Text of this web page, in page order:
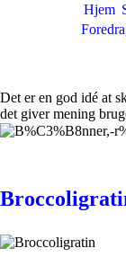
Hjem
Det er en god idé at
det giver mening